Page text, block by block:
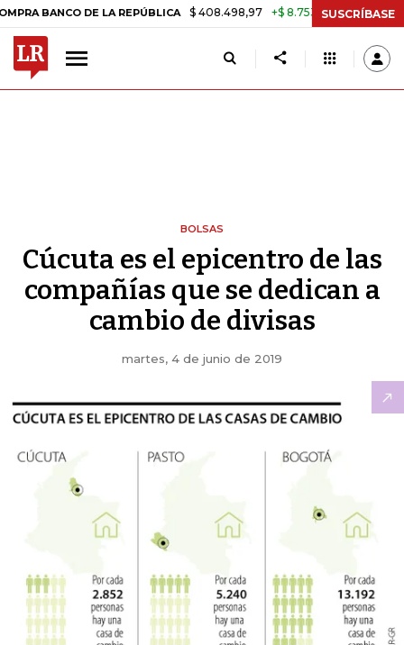
DE LA REPÚBLICA $ 408.498,97 +$ 8.753,81 +2,19% TASA DE
SUSCRÍBASE
BOLSAS
Cúcuta es el epicentro de las
compañías que se dedican a
cambio de divisas
martes, 4 de junio de 2019